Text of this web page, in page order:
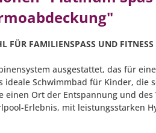
FÜR FAMILIENSPASS UND FITNESS
ausgestattet, das für
ideale Schwimmbad für Kinder,
einen Ort der Entspannung und
Erlebnis, mit leistungsstarken